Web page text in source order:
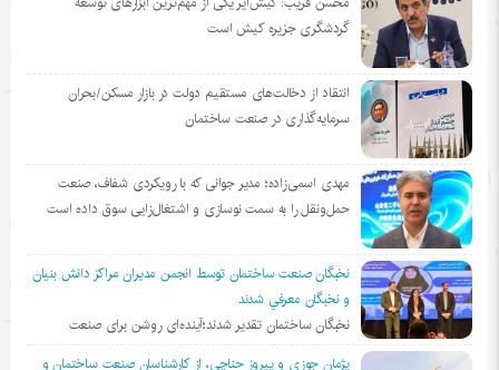
گردشگری جزیره کیش است
انتقاد از دخالت‌های مستقیم دولت در بازار مسکن/بحران
سرمایه‌گذاری در صنعت ساختمان
مهدی اسمی‌زاده؛ مدیر جوانی که با رویکردی شفاف، صنعت
حمل‌ونقل را به سمت نوسازی و اشتغال‌زایی سوق داده است
نخبگان صنعت ساختمان توسط انجمن مديران مراكز دانش بنيان
و نخبگان معرفي شدند
نخبگان ساختمان تقدیر شدند؛آینده‌ای روشن برای صنعت
پژمان جوزی و پیروز حناچی، از کارشناسان صنعت ساختمان و